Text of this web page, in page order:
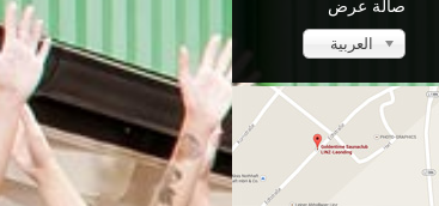
صالة عرض
العربية